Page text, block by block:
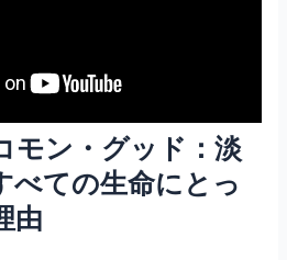
モン・グッド：淡
べての生命にとっ
由